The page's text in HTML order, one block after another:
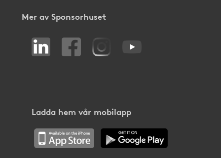
Mer av Sponsorhuset
Ladda hem vår mobilapp